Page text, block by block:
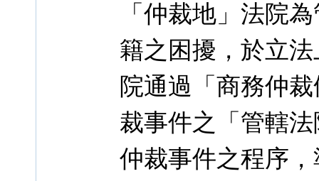
「仲裁地」法院
籍之困擾，於立
院通過「商務仲
裁事件之「管轄
仲裁事件之程序